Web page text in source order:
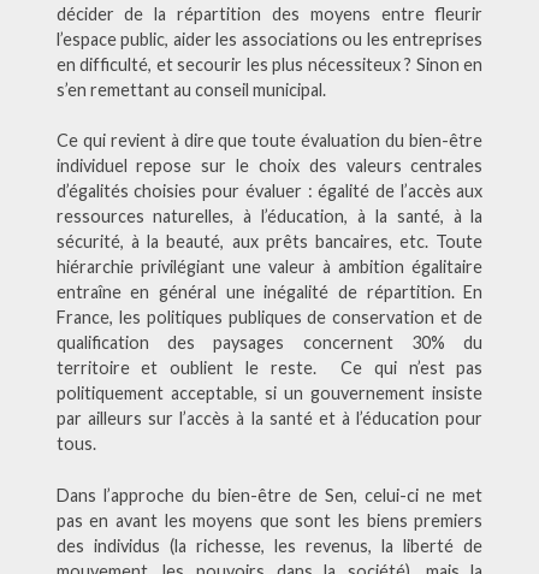
décider de la répartition des moyens entre fleurir
l’espace public, aider les associations ou les entreprises
en difficulté, et secourir les plus nécessiteux ? Sinon en
s’en remettant au conseil municipal.
Ce qui revient à dire que toute évaluation du bien-être
individuel repose sur le choix des valeurs centrales
d’égalités choisies pour évaluer : égalité de l’accès aux
ressources naturelles, à l’éducation, à la santé, à la
sécurité, à la beauté, aux prêts bancaires, etc. Toute
hiérarchie privilégiant une valeur à ambition égalitaire
entraîne en général une inégalité de répartition. En
France, les politiques publiques de conservation et de
qualification des paysages concernent 30% du
territoire et oublient le reste. Ce qui n’est pas
politiquement acceptable, si un gouvernement insiste
par ailleurs sur l’accès à la santé et à l’éducation pour
tous.
Dans l’approche du bien-être de Sen, celui-ci ne met
pas en avant les moyens que sont les biens premiers
des individus (la richesse, les revenus, la liberté de